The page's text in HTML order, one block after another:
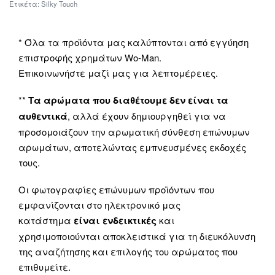
Ετικέτα: Silky Touch
* Όλα τα προϊόντα μας καλύπτονται από εγγύηση
επιστροφής χρημάτων Wo-Man.
Επικοινωνήστε μαζί μας για λεπτομέρειες.
** Τα αρώματα που διαθέτουμε δεν είναι τα
αυθεντικά, αλλά έχουν δημιουργηθεί για να
προσομοιάζουν την αρωματική σύνθεση επώνυμων
αρωμάτων, αποτελώντας εμπνευσμένες εκδοχές
τους.
Οι φωτογραφίες επώνυμων προϊόντων που
εμφανίζονται στο ηλεκτρονικό μας
κατάστημα είναι ενδεικτικές και
χρησιμοποιούνται αποκλειστικά για τη διευκόλυνση
της αναζήτησης και επιλογής του αρώματος που
επιθυμείτε.